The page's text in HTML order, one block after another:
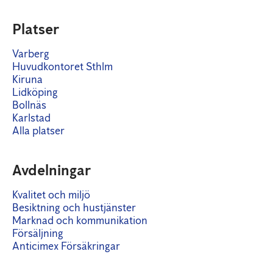
Platser
Varberg
Huvudkontoret Sthlm
Kiruna
Lidköping
Bollnäs
Karlstad
Alla platser
Avdelningar
Kvalitet och miljö
Besiktning och hustjänster
Marknad och kommunikation
Försäljning
Anticimex Försäkringar